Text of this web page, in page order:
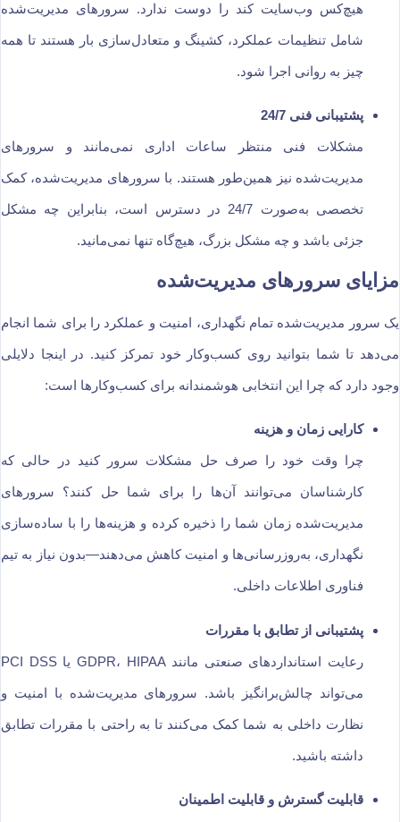
هیچ‌کس وب‌سایت کند را دوست ندارد. سرورهای مدیریت‌شده
شامل تنظیمات عملکرد، کشینگ و متعادل‌سازی بار هستند تا همه
چیز به روانی اجرا شود.
پشتیبانی فنی 24/7
مشکلات فنی منتظر ساعات اداری نمی‌مانند و سرورهای
مدیریت‌شده نیز همین‌طور هستند. با سرورهای مدیریت‌شده، کمک
تخصصی به‌صورت 24/7 در دسترس است، بنابراین چه مشکل
جزئی باشد و چه مشکل بزرگ، هیچ‌گاه تنها نمی‌مانید.
مزایای سرورهای مدیریت‌شده
یک سرور مدیریت‌شده تمام نگهداری، امنیت و عملکرد را برای شما انجام
می‌دهد تا شما بتوانید روی کسب‌وکار خود تمرکز کنید. در اینجا دلایلی
وجود دارد که چرا این انتخابی هوشمندانه برای کسب‌وکارها است:
کارایی زمان و هزینه
چرا وقت خود را صرف حل مشکلات سرور کنید در حالی که
کارشناسان می‌توانند آن‌ها را برای شما حل کنند؟ سرورهای
مدیریت‌شده زمان شما را ذخیره کرده و هزینه‌ها را با ساده‌سازی
نگهداری، به‌روزرسانی‌ها و امنیت کاهش می‌دهند—بدون نیاز به تیم
فناوری اطلاعات داخلی.
پشتیبانی از تطابق با مقررات
رعایت استانداردهای صنعتی مانند GDPR، HIPAA یا PCI DSS
می‌تواند چالش‌برانگیز باشد. سرورهای مدیریت‌شده با امنیت و
نظارت داخلی به شما کمک می‌کنند تا به راحتی با مقررات تطابق
داشته باشید.
قابلیت گسترش و قابلیت اطمینان